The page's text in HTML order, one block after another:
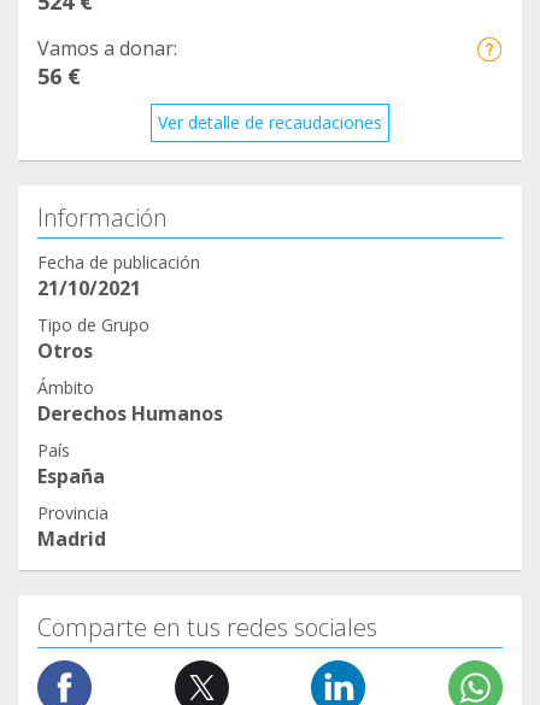
Vamos a donar:
56 €
Ver detalle de recaudaciones
Información
Fecha de publicación
21/10/2021
Tipo de Grupo
Otros
Ámbito
Derechos Humanos
País
España
Provincia
Madrid
Comparte en tus redes sociales